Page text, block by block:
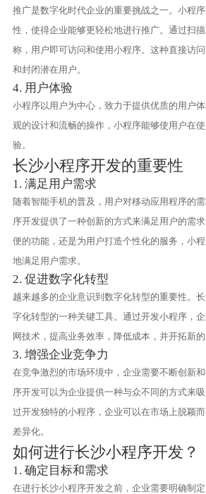
推广是数字化时代企业的重要挑战之一。小程
性，使得企业能够更轻松地进行推广。通过扫
称，用户即可访问和使用小程序。这种直接访
和封闭潜在用户。
4. 用户体验
小程序以用户为中心，致力于提供优质的用户
观的设计和流畅的操作，小程序能够使用户在
验。
长沙小程序开发的重要性
1. 满足用户需求
随着智能手机的普及，用户对移动应用程序的
序开发提供了一种创新的方式来满足用户的需
便的功能，还是为用户打造个性化的服务，小
地满足用户需求。
2. 促进数字化转型
越来越多的企业意识到数字化转型的重要性。
字化转型的一种关键工具。通过开发小程序，
网技术，提高业务效率，降低成本，并开拓新的
3. 增强企业竞争力
在竞争激烈的市场环境中，企业需要不断创新
序开发可以为企业提供一种与众不同的方式来
过开发独特的小程序，企业可以在市场上脱颖
差异化。
如何进行长沙小程序开发？
1. 确定目标和需求
在进行长沙小程序开发之前，企业需要明确制